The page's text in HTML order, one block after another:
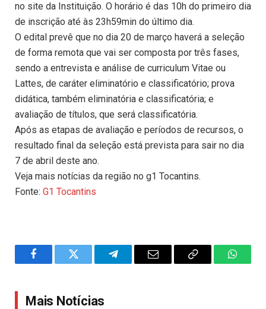
no site da Instituição. O horário é das 10h do primeiro dia
de inscrição até às 23h59min do último dia.
O edital prevê que no dia 20 de março haverá a seleção
de forma remota que vai ser composta por três fases,
sendo a entrevista e análise de curriculum Vitae ou
Lattes, de caráter eliminatório e classificatório; prova
didática, também eliminatória e classificatória; e
avaliação de títulos, que será classificatória.
Após as etapas de avaliação e períodos de recursos, o
resultado final da seleção está prevista para sair no dia
7 de abril deste ano.
Veja mais notícias da região no g1 Tocantins.
Fonte: G1 Tocantins
FacebookTwitter TelegramEmail
Copy
Mais Notícias